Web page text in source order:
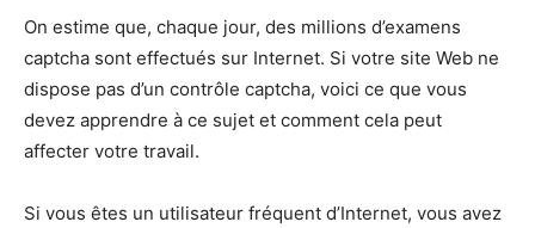
On estime que, chaque jour, des millions d’examens
captcha sont effectués sur Internet. Si votre site Web ne
dispose pas d’un contrôle captcha, voici ce que vous
devez apprendre à ce sujet et comment cela peut
affecter votre travail.
Si vous êtes un utilisateur fréquent d’Internet, vous avez